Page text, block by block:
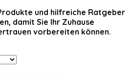
und hilfreiche Ratgeber
damit Sie Ihr Zuhause
vorbereiten können.